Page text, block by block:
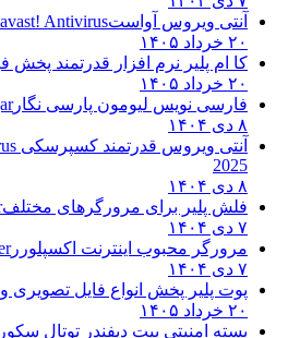
آنتی ویروس آواستavast! Antivirus
۲۰ خرداد ۱۴۰۵
کا ام پلیر نرم افزار قدرتمند پخش
۲۰ خرداد ۱۴۰۵
فارسی نویس لیومون پارسی نگار
۸ دی ۱۴۰۴
آنتی ویروس قدرتمند کسپرسکی 2025
2025
۸ دی ۱۴۰۴
فلش پلیر برای مرورگرهای مختلف
۷ دی ۱۴۰۴
مرورگر محبوب اینترنت اکسپلورر
۷ دی ۱۴۰۴
پوت پلیر پخش انواع فایل تصویری
۲۰ خرداد ۱۴۰۵
بسته امنیتی بیت دیفندر توتال